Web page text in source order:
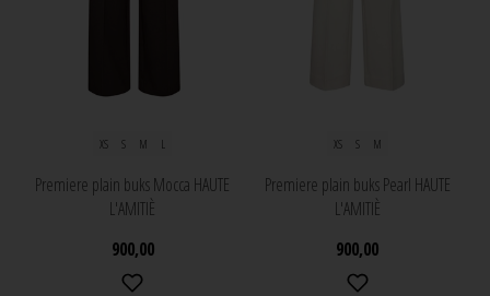
XS S M L
Premiere plain buks Mocca HAUTE
L'AMITIÈ
900,00
XS S M
Premiere plain buks Pearl HAUTE
L'AMITIÈ
900,00